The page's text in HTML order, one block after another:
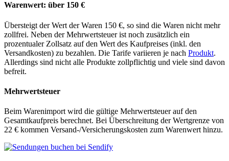
Warenwert: über 150 €
Übersteigt der Wert der Waren 150 €, so sind die Waren nicht mehr
zollfrei. Neben der Mehrwertsteuer ist noch zusätzlich ein
prozentualer Zollsatz auf den Wert des Kaufpreises (inkl. den
Versandkosten) zu bezahlen. Die Tarife variieren je nach Produkt.
Allerdings sind nicht alle Produkte zollpflichtig und viele sind davon
befreit.
Mehrwertsteuer
Beim Warenimport wird die gültige Mehrwertsteuer auf den
Gesamtkaufpreis berechnet. Bei Überschreitung der Wertgrenze von
22 € kommen Versand-/Versicherungskosten zum Warenwert hinzu.